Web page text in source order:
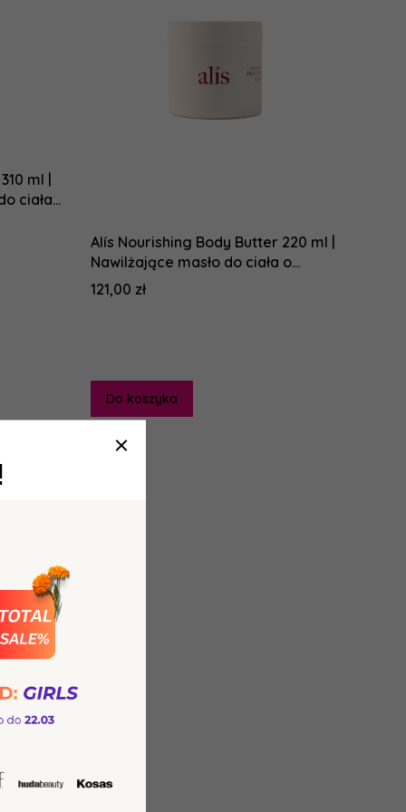
ml |
ciała
Alís Nourishing Body Butter 220 ml |
Nawilżające masło do ciała o
zapachu Lost Cherry
Cena
121,00 zł
Do koszyka
Wash
mycia